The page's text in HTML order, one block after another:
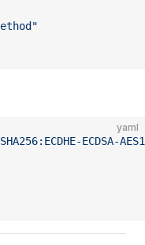
yaml
ECDSA-